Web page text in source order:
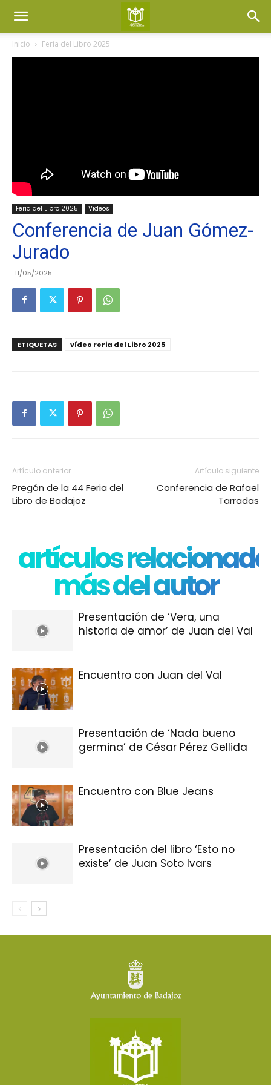
Inicio Feria del Libro 2025
Feria del Libro 2025 Videos
Conferencia de Juan Gómez-
Jurado
11/05/2025
ETIQUETAS vídeo Feria del Libro 2025
Artículo anterior
Pregón de la 44 Feria del
Libro de Badajoz
Artículo siguiente
Conferencia de Rafael
Tarradas
artículos
más del autor
Presentación de ‘Vera, una
historia de amor’ de Juan del Val
Encuentro con Juan del Val
Presentación de ‘Nada bueno
germina’ de César Pérez Gellida
Encuentro con Blue Jeans
Presentación del libro ‘Esto no
existe’ de Juan Soto Ivars